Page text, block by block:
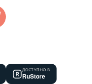
ДОСТУПНО В
RuStore